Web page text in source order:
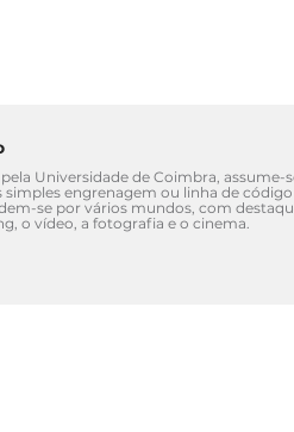
Universidade de Coimbra, assume-
simples engrenagem ou linha de código
se por vários mundos, com
o vídeo, a fotografia e o cinema.